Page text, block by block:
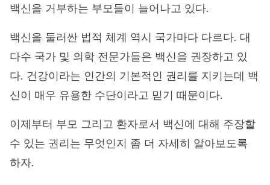
백신을 거부하는 부모들이 늘어나고 있다.
백신을 둘러싼 법적 체계 역시 국가마다 다르다. 대
다수 국가 및 의학 전문가들은 백신을 권장하고 있
다. 건강이라는 인간의 기본적인 권리를 지키는데 백
신이 매우 유용한 수단이라고 믿기 때문이다.
이제부터 부모 그리고 환자로서 백신에 대해 주장할
수 있는 권리는 무엇인지 좀 더 자세히 알아보도록
하자.